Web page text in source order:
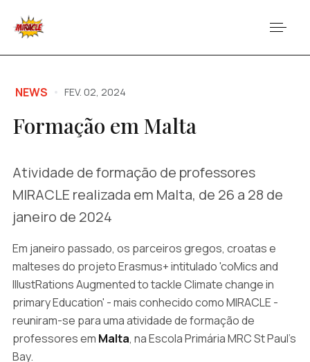
NEWS FEV. 02, 2024
Formação em Malta
Atividade de formação de professores
MIRACLE realizada em Malta, de 26 a 28 de
janeiro de 2024
Em janeiro passado, os parceiros gregos, croatas e
malteses do projeto Erasmus+ intitulado 'coMics and
IllustRations Augmented to tackle Climate change in
primary Education' - mais conhecido como MIRACLE -
reuniram-se para uma atividade de formação de
professores em Malta, na Escola Primária MRC St Paul's
Bay.